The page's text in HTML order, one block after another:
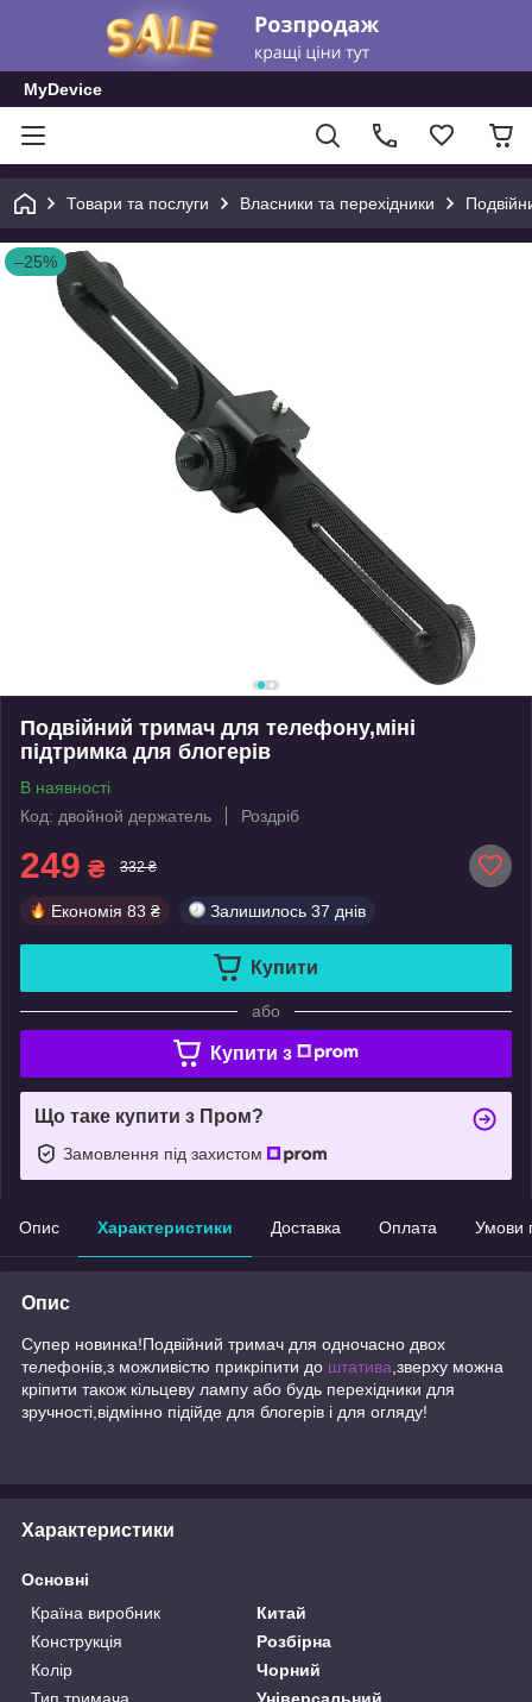
MyDevice
Товари та послуги Власники та перехідники
–25%
Подвійний тримач для телефону,міні
підтримка для блогерів
В наявності
Код: двойной держатель
Роздріб
249 ₴ 332 ₴
Економія 83 ₴ Залишилось 37 днів
Купити
або
Купити з
Що таке купити з Пром?
Замовлення під захистом
Опис Характеристики Доставка Оплата Умови
Опис
Супер новинка!Подвійний тримач для одночасно двох
телефонів,з можливістю прикріпити до штатива ,зверху можна
кріпити також кільцеву лампу або будь перехідники для
зручності,відмінно підійде для блогерів і для огляду!
Характеристики
Основні
Країна виробник
Китай
Конструкція
Розбірна
Колір
Чорний
Тип тримача
Універсальний